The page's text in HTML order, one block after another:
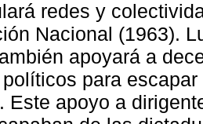
redes y
Nacional (1963).
apoyará a
para
Este apoyo a